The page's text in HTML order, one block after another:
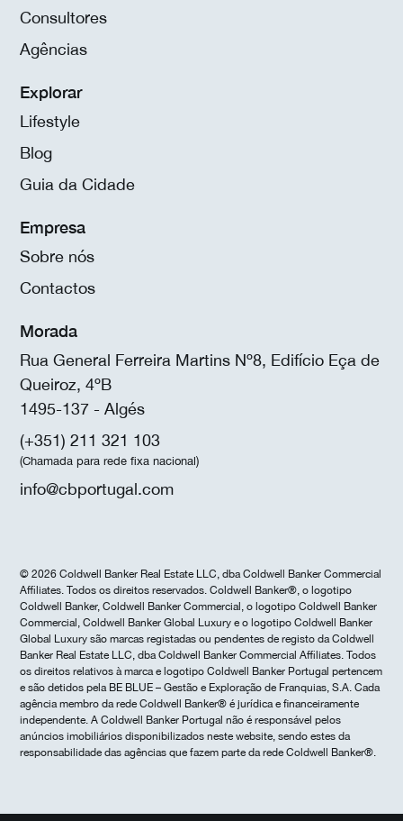
Consultores
Agências
Explorar
Lifestyle
Blog
Guia da Cidade
Empresa
Sobre nós
Contactos
Morada
Rua General Ferreira Martins Nº8, Edifício Eça de
Queiroz, 4ºB
1495-137 - Algés
(+351) 211 321 103
(Chamada para rede fixa nacional)
info@cbportugal.com
© 2026 Coldwell Banker Real Estate LLC, dba Coldwell Banker Commercial
Affiliates. Todos os direitos reservados. Coldwell Banker®, o logotipo
Coldwell Banker, Coldwell Banker Commercial, o logotipo Coldwell Banker
Commercial, Coldwell Banker Global Luxury e o logotipo Coldwell Banker
Global Luxury são marcas registadas ou pendentes de registo da Coldwell
Banker Real Estate LLC, dba Coldwell Banker Commercial Affiliates. Todos
os direitos relativos à marca e logotipo Coldwell Banker Portugal pertencem
e são detidos pela BE BLUE – Gestão e Exploração de Franquias, S.A. Cada
agência membro da rede Coldwell Banker® é jurídica e financeiramente
independente. A Coldwell Banker Portugal não é responsável pelos
anúncios imobiliários disponibilizados neste website, sendo estes da
responsabilidade das agências que fazem parte da rede Coldwell Banker®.